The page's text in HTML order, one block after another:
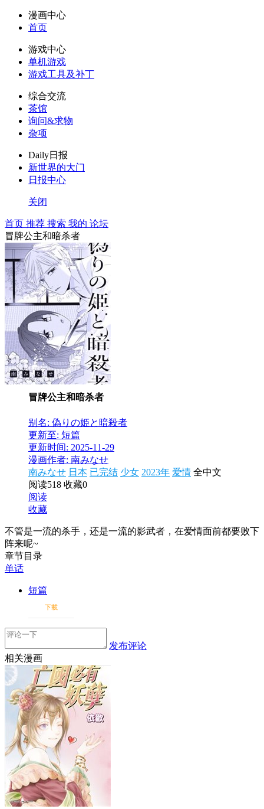
漫画中心
首页
游戏中心
单机游戏
游戏工具及补丁
综合交流
茶馆
询问&求物
杂项
Daily日报
新世界的大门
日报中心
关闭
首页 推荐 搜索 我的 论坛
冒牌公主和暗杀者
冒牌公主和暗杀者
别名: 偽りの姫と暗殺者
更新至: 短篇
更新时间: 2025-11-29
漫画作者: 南みなせ
南みなせ 日本 已完结 少女 2023年 爱情 全中文
阅读518 收藏0
阅读
收藏
不管是一流的杀手，还是一流的影武者，在爱情面前都要败下
阵来呢~
章节目录
单话
短篇
下載
发布评论
相关漫画